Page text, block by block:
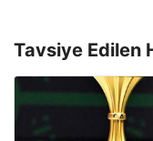
Tavsiye Edilen